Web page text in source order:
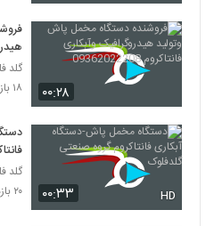
۰۰:۲۸
گلد
۱۸ بازدید
۰۰:۳۳ HD
گلد
۲۰ بازدید